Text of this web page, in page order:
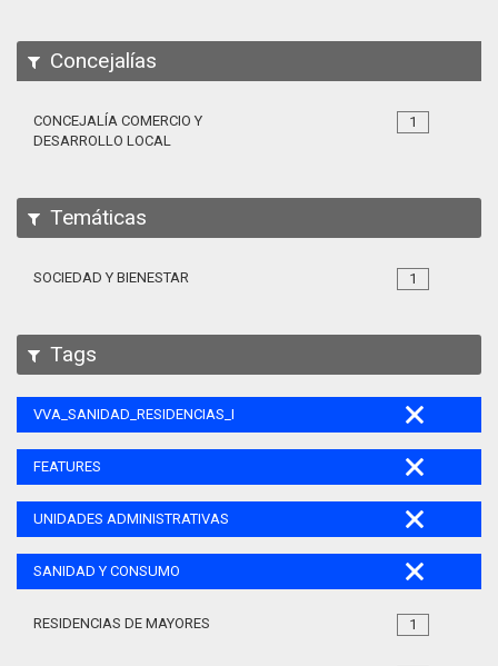
Concejalías
1
CONCEJALÍA COMERCIO Y
DESARROLLO LOCAL
Temáticas
1
SOCIEDAD Y BIENESTAR
Tags
VVA_SANIDAD_RESIDENCIAS_MAYORES_105
FEATURES
UNIDADES ADMINISTRATIVAS
SANIDAD Y CONSUMO
1
RESIDENCIAS DE MAYORES